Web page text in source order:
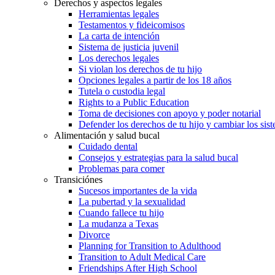
Derechos y aspectos legales
Herramientas legales
Testamentos y fideicomisos
La carta de intención
Sistema de justicia juvenil
Los derechos legales
Si violan los derechos de tu hijo
Opciones legales a partir de los 18 años
Tutela o custodia legal
Rights to a Public Education
Toma de decisiones con apoyo y poder notarial
Defender los derechos de tu hijo y cambiar los
Alimentación y salud bucal
Cuidado dental
Consejos y estrategias para la salud bucal
Problemas para comer
Transiciónes
Sucesos importantes de la vida
La pubertad y la sexualidad
Cuando fallece tu hijo
La mudanza a Texas
Divorce
Planning for Transition to Adulthood
Transition to Adult Medical Care
Friendships After High School